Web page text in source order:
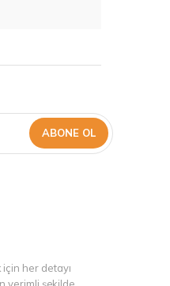
ABONE OL
her detayı
verimli şekilde